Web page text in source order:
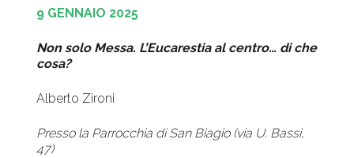
9 GENNAIO 2025
Non solo Messa. L’Eucarestia al centro… di che
cosa?
Alberto Zironi
Presso la Parrocchia di San Biagio (via U. Bassi,
47)